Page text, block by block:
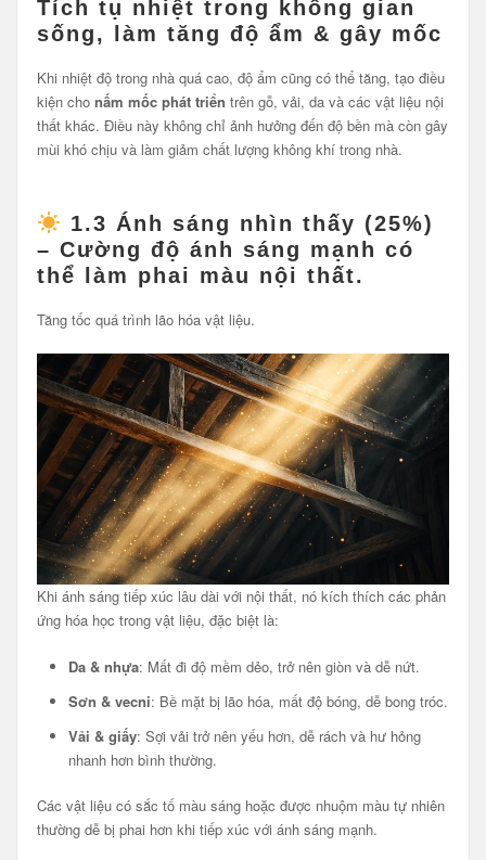
Tích tụ nhiệt trong không gian
sống, làm tăng độ ẩm & gây mốc
Khi nhiệt độ trong nhà quá cao, độ ẩm cũng có thể tăng, tạo điều
kiện cho nấm mốc phát triển trên gỗ, vải, da và các vật liệu nội
thất khác. Điều này không chỉ ảnh hưởng đến độ bền mà còn gây
mùi khó chịu và làm giảm chất lượng không khí trong nhà.
1.3 Ánh sáng nhìn thấy (25%)
– Cường độ ánh sáng mạnh có
thể làm phai màu nội thất.
Tăng tốc quá trình lão hóa vật liệu.
Khi ánh sáng tiếp xúc lâu dài với nội thất, nó kích thích các phản
ứng hóa học trong vật liệu, đặc biệt là:
Da & nhựa: Mất đi độ mềm dẻo, trở nên giòn và dễ nứt.
Sơn & vecni: Bề mặt bị lão hóa, mất độ bóng, dễ bong tróc.
Vải & giấy: Sợi vải trở nên yếu hơn, dễ rách và hư hỏng
nhanh hơn bình thường.
Các vật liệu có sắc tố màu sáng hoặc được nhuộm màu tự nhiên
thường dễ bị phai hơn khi tiếp xúc với ánh sáng mạnh.